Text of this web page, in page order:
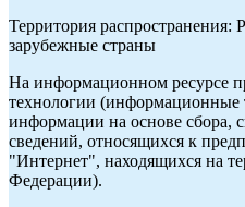
Территория распространения:
зарубежные страны
На информационном ресурсе
технологии (информационные
информации на основе сбора,
сведений, относящихся к
"Интернет", находящихся на
Федерации).